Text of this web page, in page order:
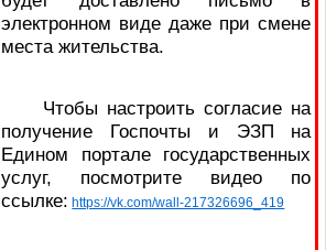
электронном виде даже при смене
места жительства.
Чтобы настроить согласие на
получение Госпочты и ЭЗП на
Едином портале государственных
услуг, посмотрите видео по
ссылке: https://vk.com/wall-217326696_419